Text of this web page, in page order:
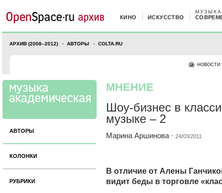
КИНО ИСКУССТВО
МУЗЫКА
АРХИВ (2008–2012) АВТОРЫ COLTA.RU
НОВОСТИ
АВТОРЫ
КОЛОНКИ
РУБРИКИ
МНЕНИЕ
Шоу-бизнес в
музыке – 2
Марина Аршинова · 24/03/2011
В отличие от Алены
видит беды в торговле